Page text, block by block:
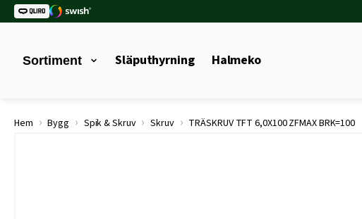
Sortiment Släputhyrning Halmeko
Hem › Bygg › Spik & Skruv › Skruv › TRÄSKRUV TFT 6,0X100 ZFMAX BRK=100